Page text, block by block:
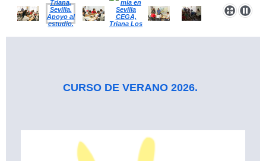
CURSO DE VERANO 2026.